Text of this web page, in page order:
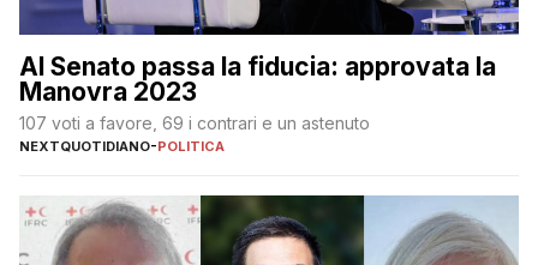
Al Senato passa la fiducia: approvata la
Manovra 2023
107 voti a favore, 69 i contrari e un astenuto
NEXTQUOTIDIANO-POLITICA